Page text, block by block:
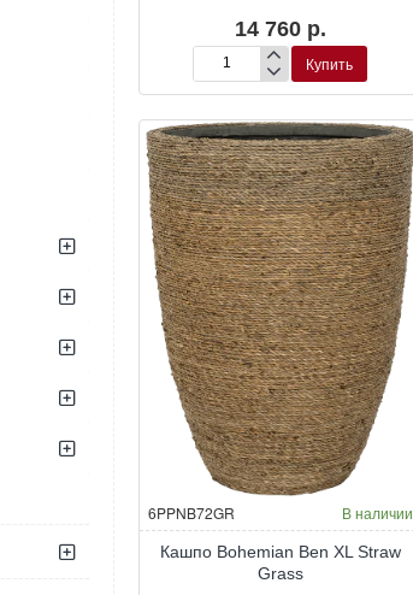
14 760 р.
Кашпо
Bohemian
Abby
M
Straw
Grass
Купить
6PPNB72GR В наличии
Кашпо Bohemian Ben XL Straw
Grass